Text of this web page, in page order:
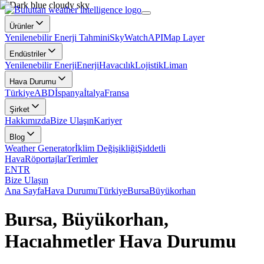
Ürünler
Yenilenebilir Enerji TahminiSkyWatchAPIMap Layer
Endüstriler
Yenilenebilir EnerjiEnerjiHavacılıkLojistikLiman
Hava Durumu
TürkiyeABDİspanyaİtalyaFransa
Şirket
HakkımızdaBize UlaşınKariyer
Blog
Weather Generatorİklim DeğişikliğiŞiddetli
HavaRöportajlarTerimler
ENTR
Bize Ulaşın
Ana SayfaHava DurumuTürkiyeBursaBüyükorhan
Bursa, Büyükorhan,
Hacıahmetler Hava Durumu